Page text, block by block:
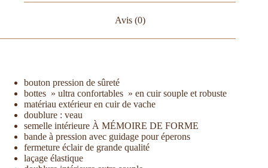
Avis (0)
bouton pression de sûreté
bottes » ultra confortables » en cuir souple et robuste
matériau extérieur en cuir de vache
doublure : veau
semelle intérieure À MÉMOIRE DE FORME
bande à pression avec guidage pour éperons
fermeture éclair de grande qualité
laçage élastique